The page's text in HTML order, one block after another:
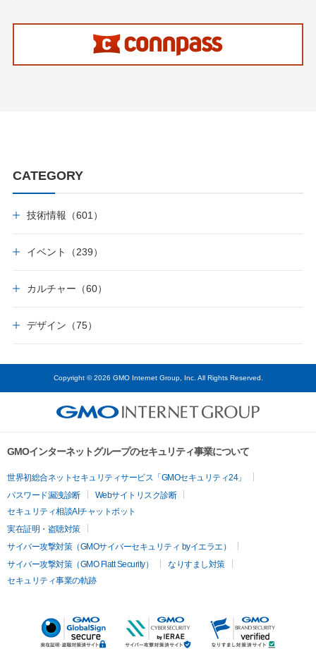
CATEGORY
技術情報（601）
イベント（239）
カルチャー（60）
デザイン（75）
Copyright © 2026 GMO Internet Group, Inc. All Rights Reserved.
GMOインターネットグループのセキュリティ事業について
世界初総合ネットセキュリティサービス「GMOセキュリティ24」
パスワード漏洩診断
Webサイトリスク診断
セキュリティ相談AIチャットボット
実在証明・盗聴対策
サイバー攻撃対策（GMOサイバーセキュリティ byイエラエ）
サイバー攻撃対策（GMO Flatt Security）
なりすまし対策
セキュリティ事業の軌跡